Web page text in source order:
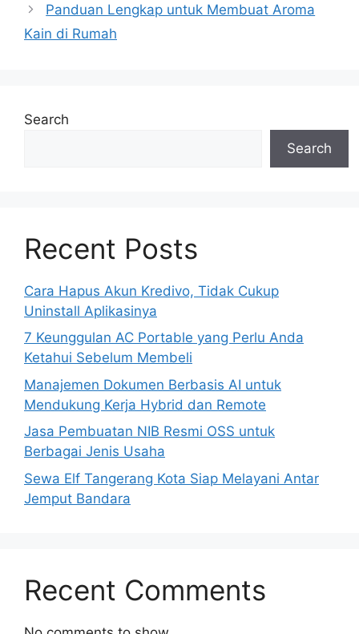
Panduan Lengkap untuk Membuat Aroma
Kain di Rumah
Search
Search
Recent Posts
Cara Hapus Akun Kredivo, Tidak Cukup
Uninstall Aplikasinya
7 Keunggulan AC Portable yang Perlu Anda
Ketahui Sebelum Membeli
Manajemen Dokumen Berbasis AI untuk
Mendukung Kerja Hybrid dan Remote
Jasa Pembuatan NIB Resmi OSS untuk
Berbagai Jenis Usaha
Sewa Elf Tangerang Kota Siap Melayani Antar
Jemput Bandara
Recent Comments